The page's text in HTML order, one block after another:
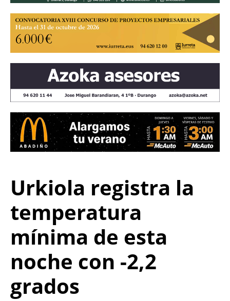
Urkiola registra la
temperatura
mínima de esta
noche con -2,2
grados